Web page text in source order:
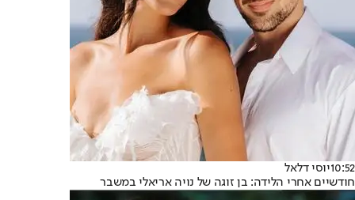
10:52יוסי דלאל
חודשיים אחרי הלידה: בן זוגה של נויה אריאלי במשבר